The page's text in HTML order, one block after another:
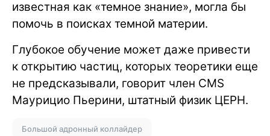
известная как «темное знание», могла бы
помочь в поисках темной материи.
Глубокое обучение может даже привести
к открытию частиц, которых теоретики еще
не предсказывали, говорит член CMS
Маурицио Пьерини, штатный физик ЦЕРН.
Большой адронный коллайдер